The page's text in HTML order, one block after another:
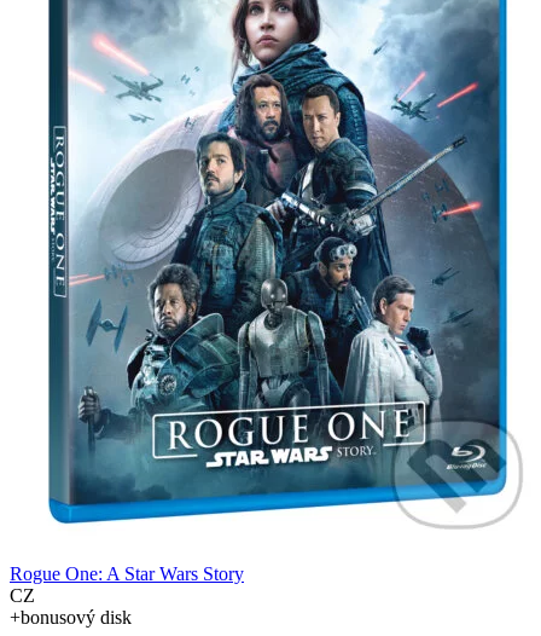
Rogue One: A Star Wars Story
CZ
+bonusový disk